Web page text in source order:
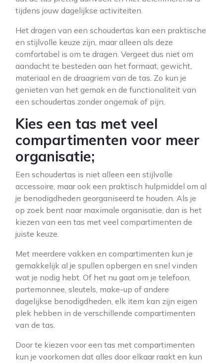
tijdens jouw dagelijkse activiteiten.
Het dragen van een schoudertas kan een praktische
en stijlvolle keuze zijn, maar alleen als deze
comfortabel is om te dragen. Vergeet dus niet om
aandacht te besteden aan het formaat, gewicht,
materiaal en de draagriem van de tas. Zo kun je
genieten van het gemak en de functionaliteit van
een schoudertas zonder ongemak of pijn.
Kies een tas met veel
compartimenten voor meer
organisatie;
Een schoudertas is niet alleen een stijlvolle
accessoire, maar ook een praktisch hulpmiddel om al
je benodigdheden georganiseerd te houden. Als je
op zoek bent naar maximale organisatie, dan is het
kiezen van een tas met veel compartimenten de
juiste keuze.
Met meerdere vakken en compartimenten kun je
gemakkelijk al je spullen opbergen en snel vinden
wat je nodig hebt. Of het nu gaat om je telefoon,
portemonnee, sleutels, make-up of andere
dagelijkse benodigdheden, elk item kan zijn eigen
plek hebben in de verschillende compartimenten
van de tas.
Door te kiezen voor een tas met compartimenten
kun je voorkomen dat alles door elkaar raakt en kun